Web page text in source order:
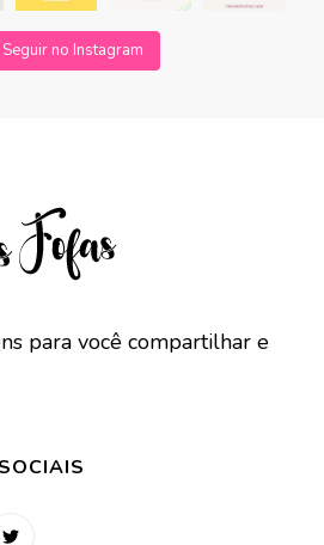
Seguir no Instagram
para você compartilhar e